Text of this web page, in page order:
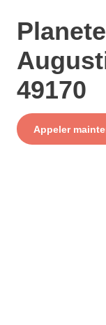
49170
Appeler
Service
+ prix appel